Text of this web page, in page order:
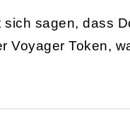
sagen, dass
Voyager Token,